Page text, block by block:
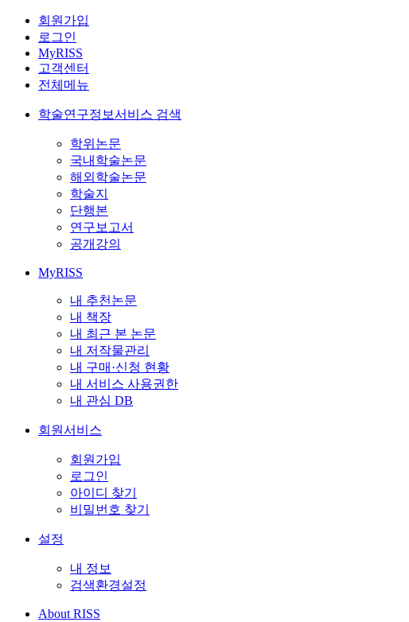
회원가입
로그인
MyRISS
고객센터
전체메뉴
학술연구정보서비스 검색
학위논문
국내학술논문
해외학술논문
학술지
단행본
연구보고서
공개강의
MyRISS
내 추천논문
내 책장
내 최근 본 논문
내 저작물관리
내 구매·신청 현황
내 서비스 사용권한
내 관심 DB
회원서비스
회원가입
로그인
아이디 찾기
비밀번호 찾기
설정
내 정보
검색환경설정
About RISS